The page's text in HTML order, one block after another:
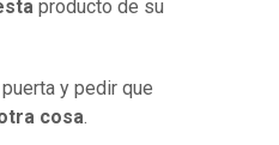
producto de su
y pedir que
cosa.